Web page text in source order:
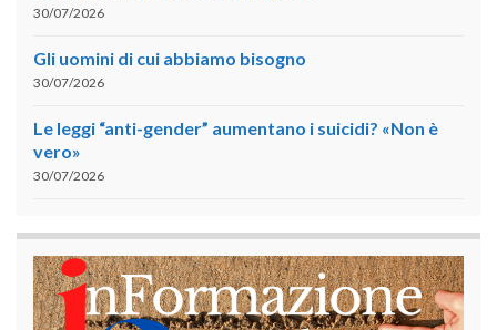
30/07/2026
Gli uomini di cui abbiamo bisogno
30/07/2026
Le leggi “anti-gender” aumentano i suicidi? «Non è
vero»
30/07/2026